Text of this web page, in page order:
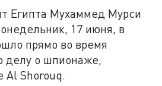
Египта Мухаммед Мурси
17 июня, в
прямо во время
делу о шпионаже,
Al Shorouq.